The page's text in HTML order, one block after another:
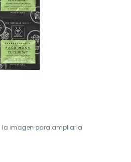
la imagen para ampliarla